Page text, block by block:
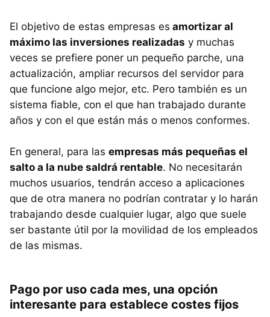
El objetivo de estas empresas es amortizar al
máximo las inversiones realizadas y muchas
veces se prefiere poner un pequeño parche, una
actualización, ampliar recursos del servidor para
que funcione algo mejor, etc. Pero también es un
sistema fiable, con el que han trabajado durante
años y con el que están más o menos conformes.
En general, para las empresas más pequeñas el
salto a la nube saldrá rentable. No necesitarán
muchos usuarios, tendrán acceso a aplicaciones
que de otra manera no podrían contratar y lo harán
trabajando desde cualquier lugar, algo que suele
ser bastante útil por la movilidad de los empleados
de las mismas.
Pago por uso cada mes, una opción
interesante para establece costes fijos